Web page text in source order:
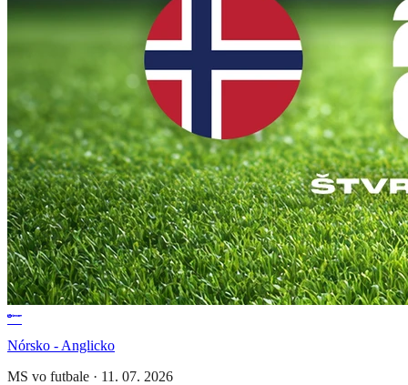
Nórsko - Anglicko
MS vo futbale · 11. 07. 2026